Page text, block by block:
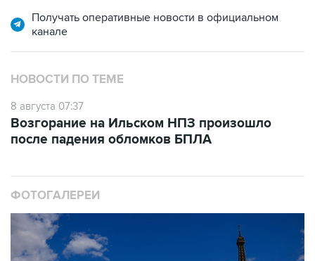
Получать оперативные новости в официальном
канале
НОВОСТИ ПО ТЕМЕ
8 августа 07:37
Возгорание на Ильском НПЗ произошло
после падения обломков БПЛА
ФОТОГАЛЕРЕИ